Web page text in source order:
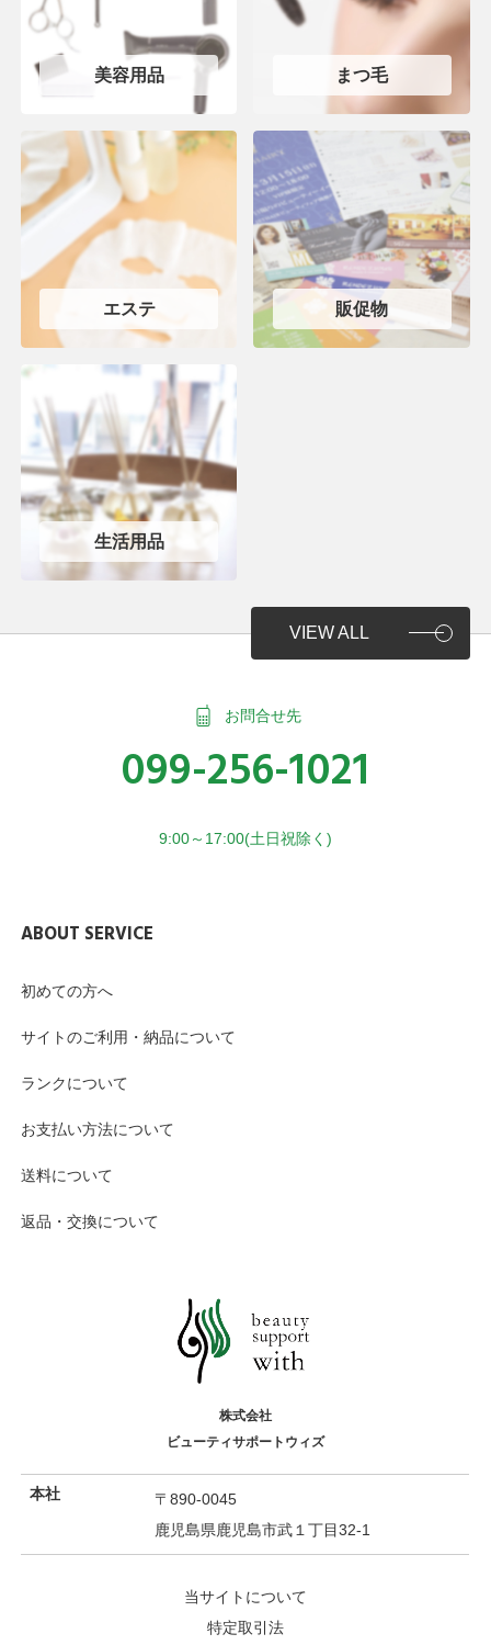
美容用品 まつ毛
エステ 販促物
生活用品
VIEW ALL
お問合せ先
099-256-1021
9:00～17:00(土日祝除く)
ABOUT SERVICE
初めての方へ
サイトのご利用・納品について
ランクについて
お支払い方法について
送料について
返品・交換について
株式会社
ビューティサポートウィズ
本社
〒890-0045
鹿児島県鹿児島市武１丁目32-1
当サイトについて
特定取引法